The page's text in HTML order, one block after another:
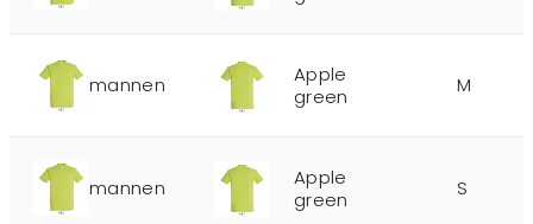
mannen
Apple
green
M
mannen
Apple
green
S